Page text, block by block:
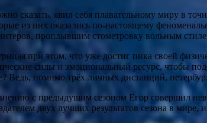
сказать, явил себя плавательному миру в
из них оказались по‑настоящему
проплывшим стометровку вольным
при этом, что уже достиг пика своей
силы и эмоциональный ресурс, чтобы
Ведь, помимо трёх личных дистанций,
с предыдущим сезоном Егор совершил
двух лучших результатов сезона в мире,